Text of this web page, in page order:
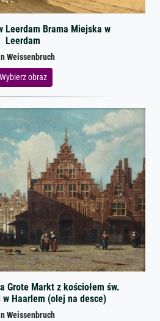
Leerdam Brama Miejska w
Leerdam
Weissenbruch
Wybierz obraz
Grote Markt z kościołem św.
w Haarlem (olej na desce)
Weissenbruch